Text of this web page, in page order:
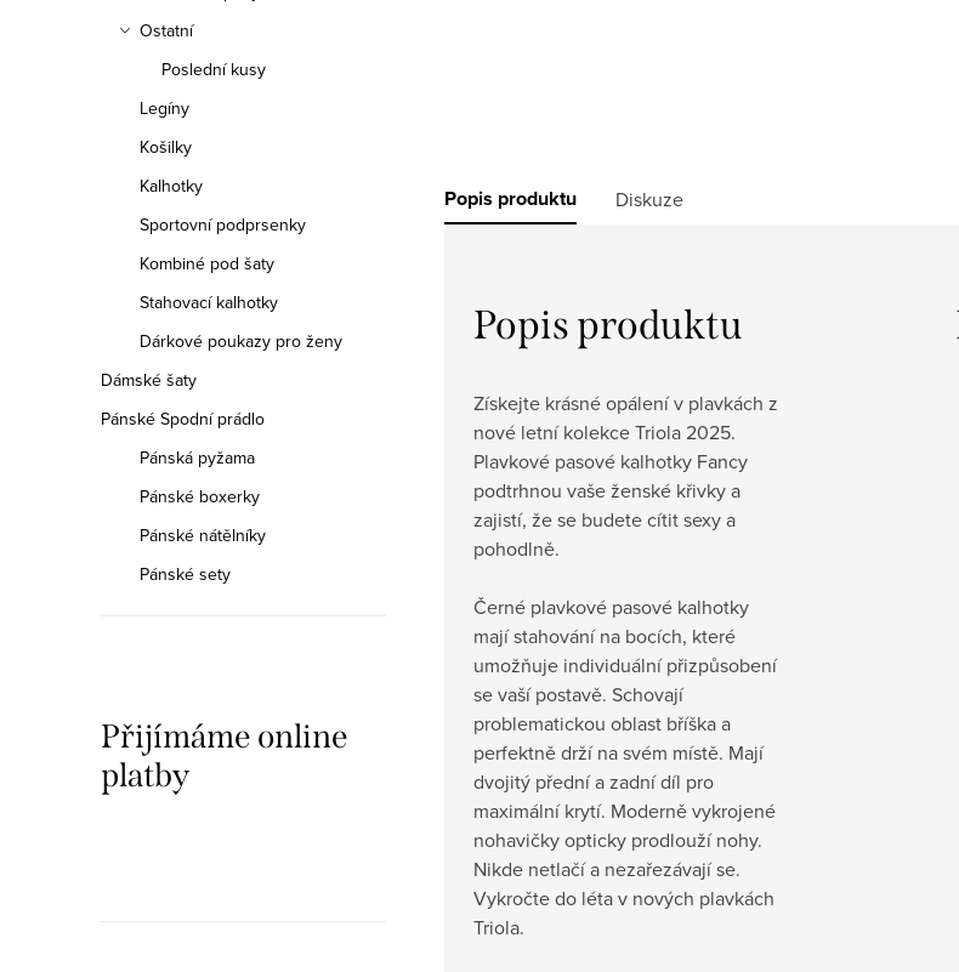
Ostatní
Poslední kusy
Legíny
Košilky
Kalhotky
Sportovní podprsenky
Kombiné pod šaty
Stahovací kalhotky
Dárkové poukazy pro ženy
Dámské šaty
Pánské Spodní prádlo
Pánská pyžama
Pánské boxerky
Pánské nátělníky
Pánské sety
Přijímáme online
platby
Popis produktu Diskuze
Popis produktu
Získejte krásné opálení v plavkách z
nové letní kolekce Triola 2025.
Plavkové pasové kalhotky Fancy
podtrhnou vaše ženské křivky a
zajistí, že se budete cítit sexy a
pohodlně.
Černé plavkové pasové kalhotky
mají stahování na bocích, které
umožňuje individuální přizpůsobení
se vaší postavě. Schovají
problematickou oblast bříška a
perfektně drží na svém místě. Mají
dvojitý přední a zadní díl pro
maximální krytí. Moderně vykrojené
nohavičky opticky prodlouží nohy.
Nikde netlačí a nezařezávají se.
Vykročte do léta v nových plavkách
Triola.